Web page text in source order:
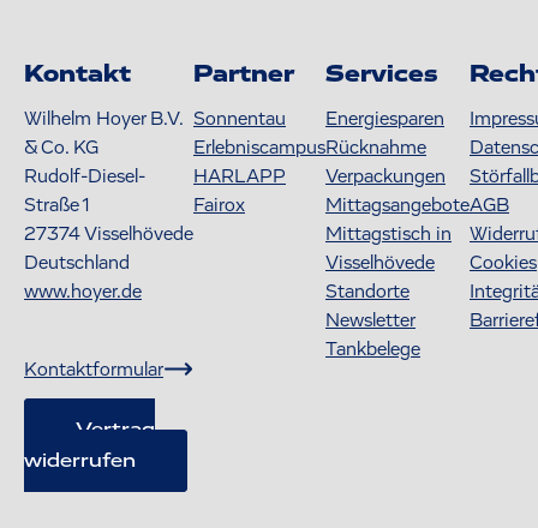
Kontakt
Wilhelm Hoyer B.V.
& Co. KG
Rudolf-Diesel-
Straße 1
27374Visselhövede
Deutschland
www.hoyer.de
Kontaktformular
Vertrag
widerrufen
Partner
Sonnentau
Erlebniscampus
HARLAPP
Fairox
Services
Energiesparen
Rücknahme
Verpackungen
Mittagsangebote
Mittagstisch in
Visselhövede
Standorte
Newsletter
Tankbelege
AGB
Cookies